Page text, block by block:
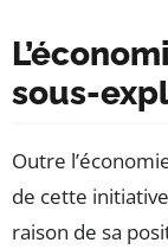
sous-
Outre
de cette
raison de sa